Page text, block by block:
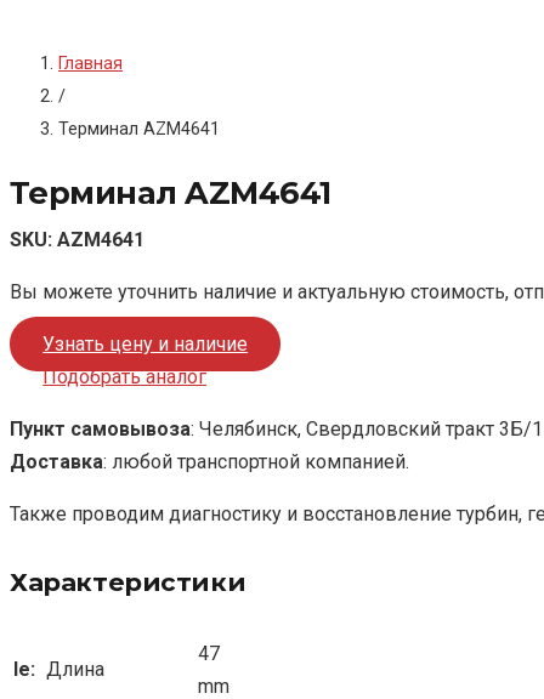
Главная
/
Терминал AZM4641
Терминал AZM4641
SKU: AZM4641
Вы можете уточнить наличие и актуальную стоимость,
Узнать цену и наличие
Подобрать аналог
Пункт самовывоза: Челябинск, Свердловский тракт 3Б/1
Доставка: любой транспортной компанией.
Также проводим диагностику и восстановление турбин,
Характеристики
le: Длина
47
mm